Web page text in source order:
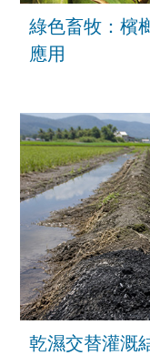
綠色畜牧：檳
應用
乾濕交替灌溉